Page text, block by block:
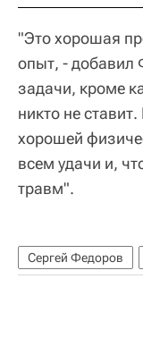
"Это хорошая
опыт, - добавил
задачи, кроме
никто не
хорошей
всем удачи и,
травм".
Сергей Федоров